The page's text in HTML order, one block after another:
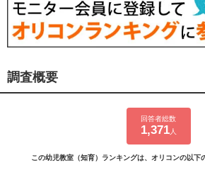
調査概要
回答者総数
1,371人
この幼児教室（知育）ランキングは、オリコンの以下